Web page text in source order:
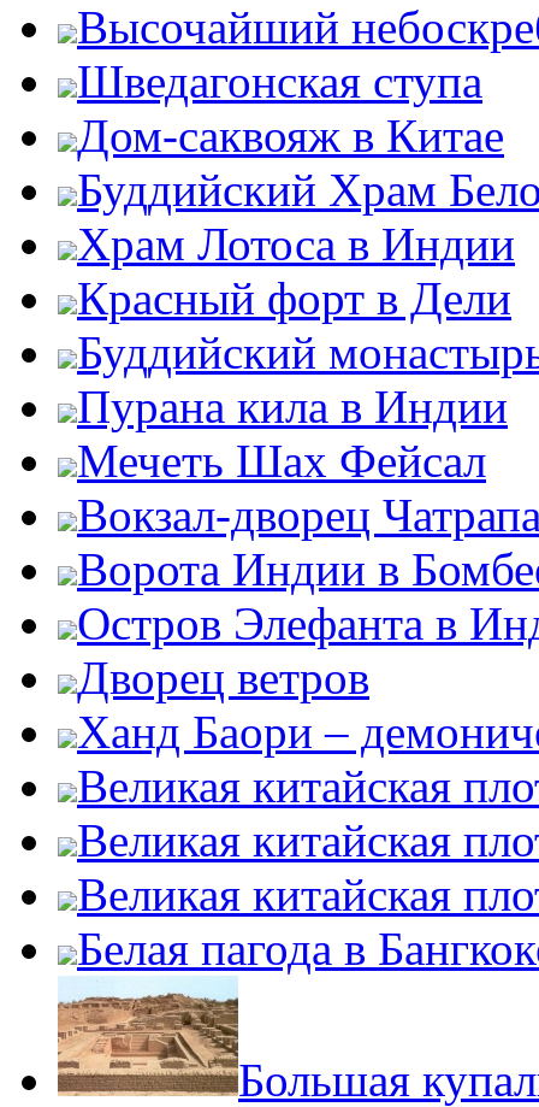
Высочайший
Шведагонская ступа
Дом-саквояж в Китае
Буддийский Храм
Храм Лотоса в Индии
Красный форт в Дели
Буддийский
Пурана кила в Индии
Мечеть Шах Фейсал
Вокзал-дворец
Ворота Индии в
Остров Элефанта в
Дворец ветров
Ханд Баори –
Великая китайская
Великая китайская
Великая китайская
Белая пагода в
Большая